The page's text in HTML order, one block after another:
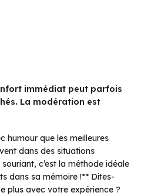
immédiat peut parfois
La modération est
humour que les meilleures
dans des situations
c’est la méthode idéale
dans sa mémoire !** Dites-
plus avec votre expérience ?